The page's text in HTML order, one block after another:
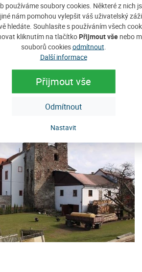
používáme soubory cookies. Některé z nich
nám pomohou vylepšit váš uživatelský
hledáte. Souhlasíte s používáním všech
kliknutím na tlačítko Přijmout všenebo
souborů cookiesodmítnout
Další informace
Přijmout vše
Odmítnout
Nastavit
Lazen
je přírodní
Šumavě
Zobrazit detaily